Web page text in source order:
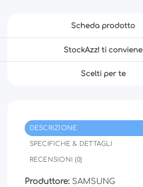
Scheda prodotto
StockAzz! ti conviene
Scelti per te
DESCRIZIONE
SPECIFICHE & DETTAGLI
RECENSIONI (0)
Produttore: SAMSUNG